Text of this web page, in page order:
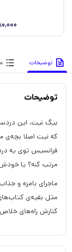
توضیحات
توضیحات
بیگ نیت، این
که نیت اصلا بچه‌ی
فرانسیس توی یه
مرتب کنه؟ یا
ماجرای بامزه و
مثل بقیه‌ی
کنارش راه‌های